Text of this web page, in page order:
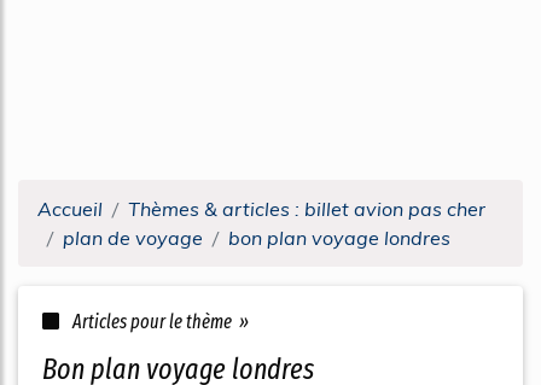
Accueil
Thèmes & articles : billet avion pas cher
plan de voyage
bon plan voyage londres
Articles pour le thème »
bon plan voyage londres